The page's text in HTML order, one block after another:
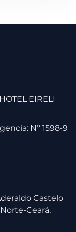
EIRELI
Nº 1598-9
Castelo
Ceará,